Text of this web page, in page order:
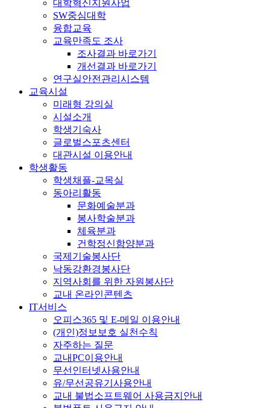
대학혁신지원사업
SW중심대학
융합교육
교육만족도 조사
조사결과 바로가기
개선결과 바로가기
연구실안전관리시스템
교육시설
미래형 강의실
시설소개
학생기숙사
글로벌스포츠센터
대관시설 이용안내
학생활동
학생채플-교목실
동아리활동
문화예술분과
봉사학술분과
체육분과
건학정신함양분과
국제기술봉사단
낙동강환경봉사단
지역사회를 위한 자원봉사단
교내 온라인콘텐츠
IT서비스
오피스365 및 E-메일 이용안내
(개인)정보보호 실천수칙
자주하는 질문
교내PC이용안내
무선인터넷사용안내
유/무선공유기사용안내
교내 불법소프트웨어 사용금지안내